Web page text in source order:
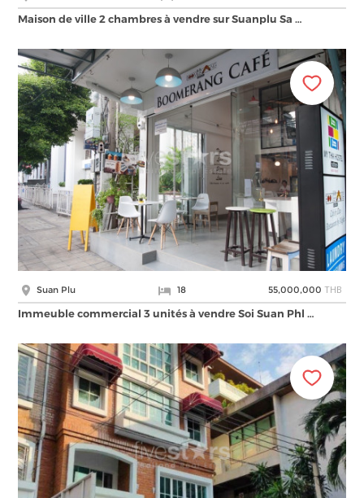
Maison de ville 2 chambres à vendre sur Suanplu Sa …
Suan Plu 18 55,000,000 THB
Immeuble commercial 3 unités à vendre Soi Suan Phl …